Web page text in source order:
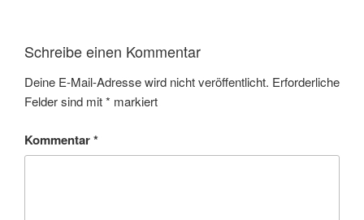
Schreibe einen Kommentar
Deine E-Mail-Adresse wird nicht veröffentlicht. Erforderliche
Felder sind mit* markiert
Kommentar*